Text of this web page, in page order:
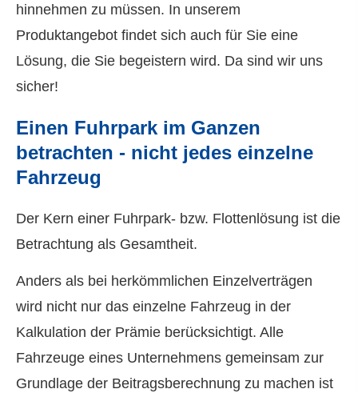
hinnehmen zu müssen. In unserem
Produktangebot findet sich auch für Sie eine
Lösung, die Sie begeistern wird. Da sind wir uns
sicher!
Einen Fuhrpark im Ganzen
betrachten - nicht jedes einzelne
Fahrzeug
Der Kern einer Fuhrpark- bzw. Flottenlösung ist die
Betrachtung als Gesamtheit.
Anders als bei herkömmlichen Einzelverträgen
wird nicht nur das einzelne Fahrzeug in der
Kalkulation der Prämie berücksichtigt. Alle
Fahrzeuge eines Unternehmens gemeinsam zur
Grundlage der Beitragsberechnung zu machen ist